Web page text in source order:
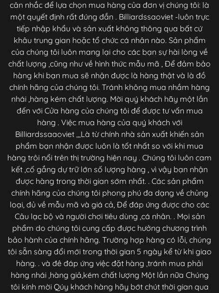
cân nhắc để lựa chọn mua hàng của đơn vị chúng tôi: là
một quyết định rất đúng đắn . Billiardssaoviet -luôn trực
tiếp nhập khẩu và sản xuất không thông qua bất cứ
khâu trung gian hoặc tổ chức cá nhân nào. Sản phẩm
của chúng tôi luôn mang lại cho các bạn sự hài lòng về
chất lượng ,cũng như về hình thức mẫu mã , Để đảm bảo
hàng khi bạn mua sẽ nhận được là hàng thật và là đồ
chính hãng của chúng tôi. Tránh không mua nhầm hàng
nhái ,hàng kém chất lượng. Mời quý khách hãy một lần
đến với Cửa hàng của chúng tôi để được tư vấn mua
hàng . Việc mua hàng của quý khách với
Billiardssaaoviet ,,,Là từ chính nhà sản xuất khiến sản
phẩm bạn nhận được luôn là tốt nhất so với khi mua
hàng trôi nổi trên thị trường hiện nay . Chúng tôi luôn cam
kết ,cố gắng dự trữ lớn số lượng hàng , vì vậy bạn nhận
được hàng trong thời gian sớm nhất. . Các sản phẩm
chính hãng của chúng tôi phong phú đa dạng về chủng
loại, đủ về mẫu mã và giá cả, Để đáp ứng được cho các
Câu lạc bộ và người chơi tiêu dùng ,cá nhân. . Mọi sản
phẩm do chúng tôi cung cấp được hưởng chương trình
bảo hành của chính hãng. Trường hợp hàng có lỗi, chúng
tôi sẵn sàng đổi mới trong thời gian 5 ngày kể từ khi giao
hàng. . và đê đáp ứng việc đặt hàng ,tránh mua phải
hàng nhái ,hàng giả,kém chất lượng Một lần nữa Chúng
tôi kính mời Qúy khách hàng hãy bớt chút thời gian qua